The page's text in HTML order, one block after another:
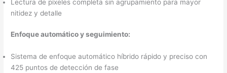
Lectura de píxeles completa sin agrupamiento para mayor
nitidez y detalle
Enfoque automático y seguimiento:
Sistema de enfoque automático híbrido rápido y preciso con
425 puntos de detección de fase